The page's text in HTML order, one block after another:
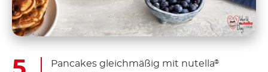
Pancakes gleichmäßig mit nutella®